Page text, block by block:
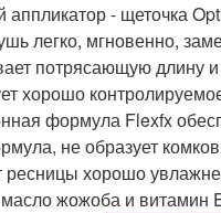
аппликатор - щеточка
легко, мгновенно,
потрясающую длину
хорошо
формула Flexfx
не образует
ресницы хорошо
жожоба и витамин